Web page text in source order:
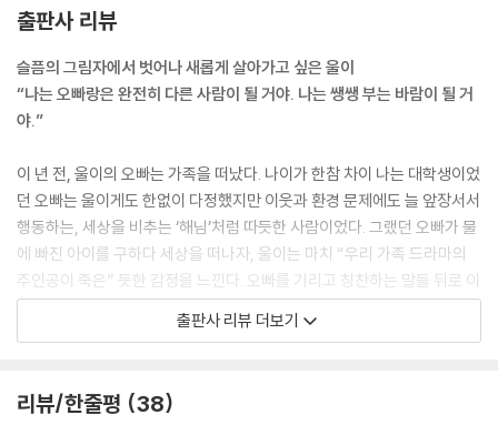
출판사 리뷰
슬픔의 그림자에서 벗어나 새롭게 살아가고 싶은 울이
“나는 오빠랑은 완전히 다른 사람이 될 거야. 나는 쌩쌩 부는 바람이 될 거
야.”
이 년 전, 울이의 오빠는 가족을 떠났다. 나이가 한참 차이 나는 대학생이었
던 오빠는 울이게도 한없이 다정했지만 이웃과 환경 문제에도 늘 앞장서서
행동하는, 세상을 비추는 ‘해님’처럼 따듯한 사람이었다. 그랬던 오빠가 물
에 빠진 아이를 구하다 세상을 떠나자, 울이는 마치 “우리 가족 드라마의
주인공이 죽은” 듯한 감정을 느낀다. 오빠를 기리고 칭찬하는 말들 뒤로 이
어지는 울이를 향한 기대의 시선. 그러나 울이는 오빠가 아니다. 사랑하는
마음이 가장 중요하다는 오빠의 말은 틀렸다. 울이는 오빠와는 전혀 다른,
올라와 냄새를 맡으며 황홀한 표정을 짓는다. 더군다나 그 모습은 울이의
출판사 리뷰 더보기
리뷰/한줄평 38